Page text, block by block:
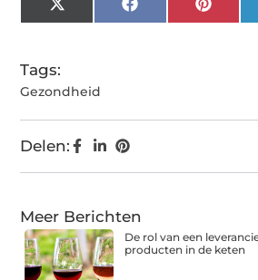
X
(Twitter)
Facebook
Tags:
Gezondheid
Delen:
Meer Berichten
De rol van een
producten in de keten